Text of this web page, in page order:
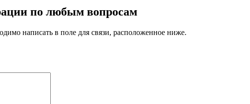
по любым вопросам
написать в поле для связи, расположенное ниже.